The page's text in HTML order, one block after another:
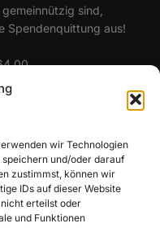
wir Technologien
und/oder darauf
zustimmst, können wir
IDs auf dieser Website
erteilst oder
und Funktionen
sind,
Spendenquittung aus!
00